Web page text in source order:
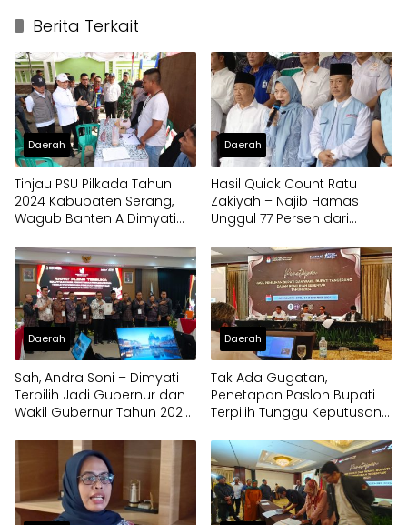
Berita Terkait
Daerah
Tinjau PSU Pilkada Tahun
2024 Kabupaten Serang,
Wagub Banten A Dimyati
Luber dan Jurdil
Daerah
Hasil Quick Count Ratu
Zakiyah – Najib Hamas
Unggul 77 Persen dari
Kabupaten Serang
Daerah
Sah, Andra Soni – Dimyati
Terpilih Jadi Gubernur dan
Wakil Gubernur Tahun 2024,
Daerah
Tak Ada Gugatan,
Penetapan Paslon Bupati
Terpilih Tunggu Keputusan